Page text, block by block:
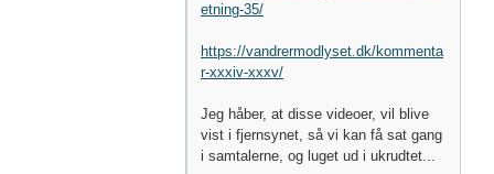
etning-35/
https://vandrermodlyset.dk/kommenta
r-xxxiv-xxxv/
Jeg håber, at disse videoer, vil blive
vist i fjernsynet, så vi kan få sat gang
i samtalerne, og luget ud i ukrudtet...